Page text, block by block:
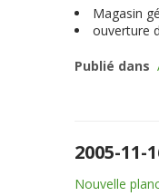
Magasin
ouverture
Publié dans
2005-
Nouvelle